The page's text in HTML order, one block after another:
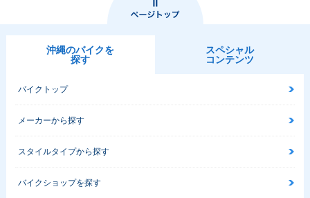
1998年 Little Cub 5
スペシャル・特別・
1997年 Little Cub
沖縄のバイクを
探す
スペシャル
コンテンツ
バイクトップ
メーカーから探す
スタイルタイプから探す
バイクショップを探す